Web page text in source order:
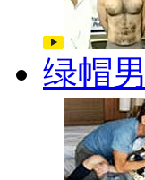
绿帽